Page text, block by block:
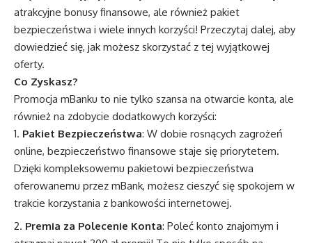
atrakcyjne bonusy finansowe, ale również pakiet
bezpieczeństwa i wiele innych korzyści! Przeczytaj dalej, aby
dowiedzieć się, jak możesz skorzystać z tej wyjątkowej
oferty.
Co Zyskasz?
Promocja mBanku to nie tylko szansa na otwarcie konta, ale
również na zdobycie dodatkowych korzyści:
Pakiet Bezpieczeństwa: W dobie rosnących zagrożeń
online, bezpieczeństwo finansowe staje się priorytetem.
Dzięki kompleksowemu pakietowi bezpieczeństwa
oferowanemu przez mBank, możesz cieszyć się spokojem w
trakcie korzystania z bankowości internetowej.
Premia za Polecenie Konta: Poleć konto znajomym i